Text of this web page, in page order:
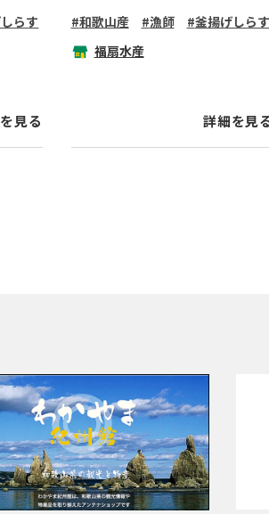
らす
見る
和歌山産 漁師
釜揚げしらす
福扇水産
詳細を見